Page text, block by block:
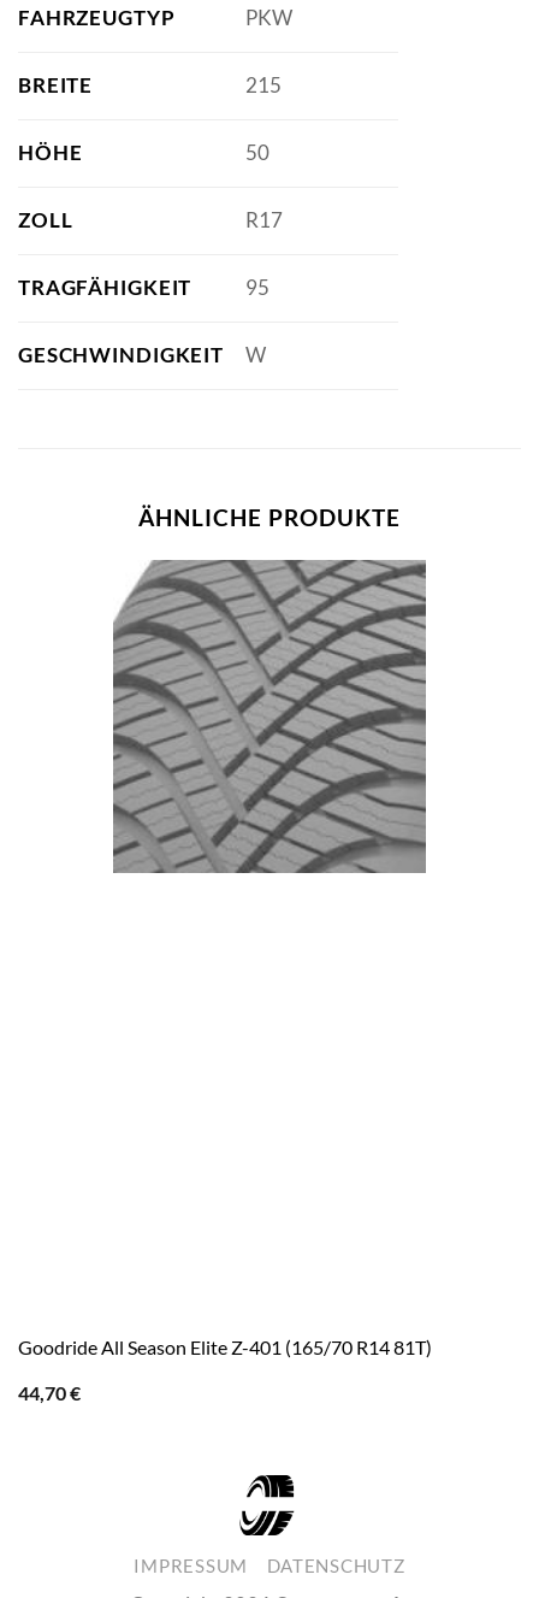
FAHRZEUGTYP PKW
BREITE 215
HÖHE 50
ZOLL R17
TRAGFÄHIGKEIT 95
GESCHWINDIGKEIT W
ÄHNLICHE PRODUKTE
Goodride All Season Elite Z-401 (165/70 R14 81T)
44,70€
IMPRESSUM DATENSCHUTZ